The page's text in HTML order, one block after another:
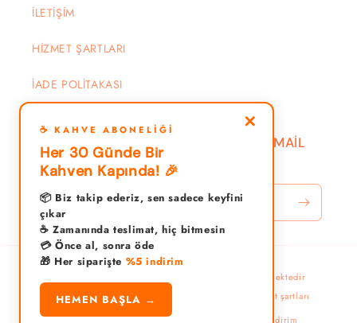
✕
☕ KAHVE ABONELIĞI
Her 30 Günde Bir
Kahven Kapında! 🎉
📦 Biz takip ederiz, sen sadece keyfini
çıkar
☕ Zamanında teslimat, hiç bitmesin
💳 Önce al, sonra öde
🎁 Her siparişte %5 indirim
HEMEN BAŞLA →
İLETİŞİM
HİZMET ŞARTLARI
İADE POLİTAKASI
DUYURU VE KAMPANYALAR İÇİN EMAİL
YAZIN
E-posta
Ödeme
Shopify tarafından desteklenmektedir
Gizlilik politikası
Hizmet şartları
İletişim bilgileri
Kargo politikası Yasal bildirim